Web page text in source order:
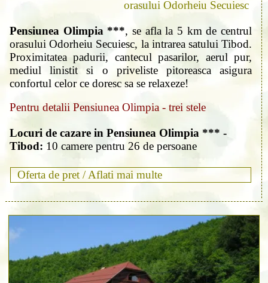
orasului Odorheiu Secuiesc
Pensiunea Olimpia ***, se afla la 5 km de centrul
orasului Odorheiu Secuiesc, la intrarea satului Tibod.
Proximitatea padurii, cantecul pasarilor, aerul pur,
mediul linistit si o priveliste pitoreasca asigura
confortul celor ce doresc sa se relaxeze!
Pentru detalii Pensiunea Olimpia - trei stele
Locuri de cazare in Pensiunea Olimpia *** -
Tibod: 10 camere pentru 26 de persoane
Oferta de pret /Aflati mai multe